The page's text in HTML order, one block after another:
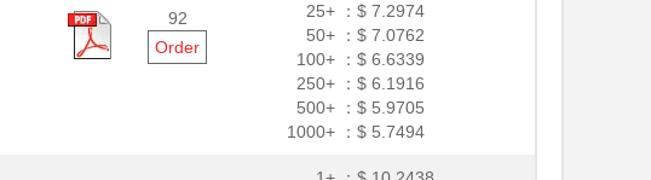
92
Order
25+ ：$ 7.2974
50+ ：$ 7.0762
100+ ：$ 6.6339
250+ ：$ 6.1916
500+ ：$ 5.9705
1000+ ：$ 5.7494